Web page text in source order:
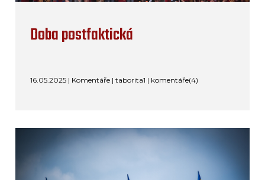
Doba postfaktická
16.05.2025 | Komentáře | taborita1 | komentáře(4)